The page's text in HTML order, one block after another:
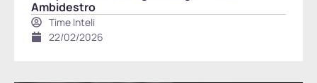
Ambidestro
Time Inteli
22/02/2026